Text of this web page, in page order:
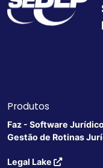
Produtos
Faz - Software
Gestão de Rotinas
Legal Lake